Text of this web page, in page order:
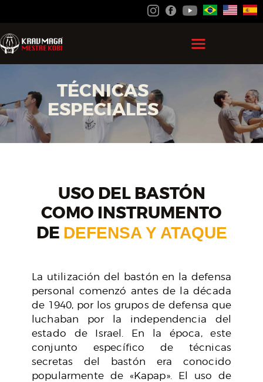
TÉCNICAS
ESPECIALES
HOME
GRAN MAESTRO KOBI
KRAV MAGA
FEDERACIÓN
CONTACTO
ZONA DE
ESTUDIANTES
USO DEL BASTÓN
COMO INSTRUMENTO
DE DEFENSA Y ATAQUE
La utilización del bastón en la defensa
personal comenzó antes de la década
de 1940, por los grupos de defensa que
luchaban por la independencia del
estado de Israel. En la época, este
conjunto específico de técnicas
secretas del bastón era conocido
popularmente de «Kapap». El uso de